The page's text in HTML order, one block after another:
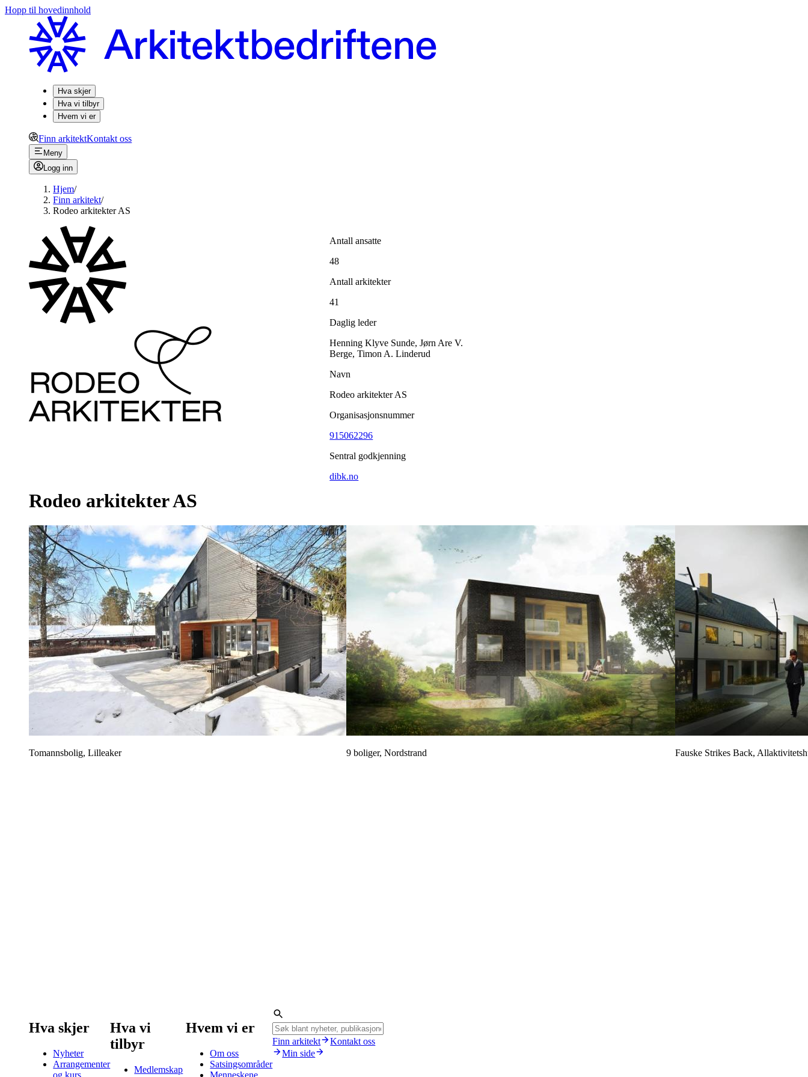
Hopp til hovedinnhold
Hva skjer
Hva vi tilbyr
Hvem vi er
Finn arkitektKontakt oss
Meny
Logg inn
Hjem/
Finn arkitekt/
Rodeo arkitekter AS
Rodeo arkitekter AS
Antall ansatte
48
Antall arkitekter
41
Daglig leder
Henning Klyve Sunde, Jørn Are V.
Berge, Timon A. Linderud
Navn
Rodeo arkitekter AS
Organisasjonsnummer
915062296
Sentral godkjenning
dibk.no
Tomannsbolig, Lilleaker 9 boliger, Nordstrand Fauske Strikes Back,
Hva skjer
Nyheter
Arrangementer
og kurs
Hva vi
tilbyr
Medlemskap
Hvem vi er
Om oss
Satsingsområder
Menneskene
Finn arkitekt
Kontakt oss
Min side